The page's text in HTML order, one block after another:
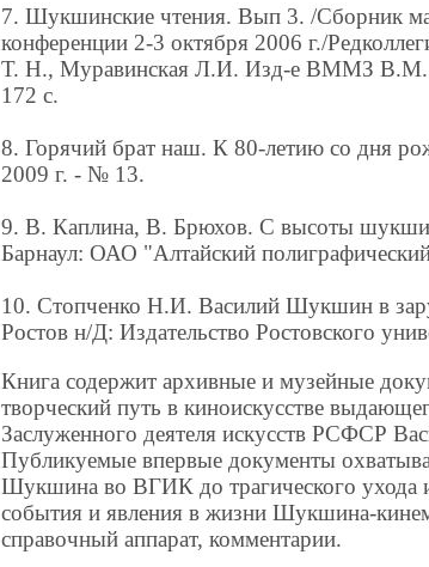
7. Шукшинские чтения. Вып 3. /Сборник
конференции 2-3 октября 2006 г./
Т. Н., Муравинская Л.И. Изд-е ВММЗ
172 с.
8. Горячий брат наш. К 80-летию со дня
2009 г. - № 13.
9. В. Каплина, В. Брюхов. С высоты
Барнаул: ОАО "Алтайский
10. Стопченко Н.И. Василий Шукшин в
Ростов н/Д: Издательство Ростовского
Книга содержит архивные и музейные
творческий путь в киноискусстве
Заслуженного деятеля искусств РСФСР
Публикуемые впервые документы
Шукшина во ВГИК до трагического ухода
события и явления в жизни Шукшина-
справочный аппарат, комментарии.